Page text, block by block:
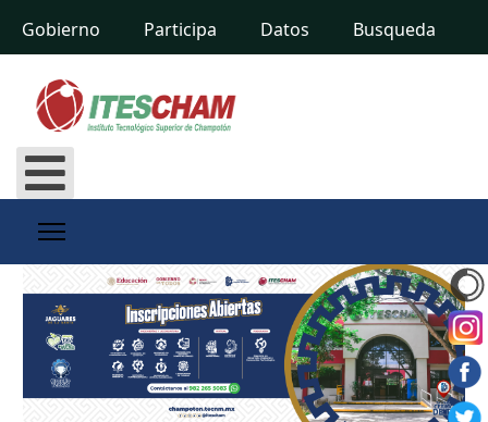
Gobierno Participa Datos Busqueda